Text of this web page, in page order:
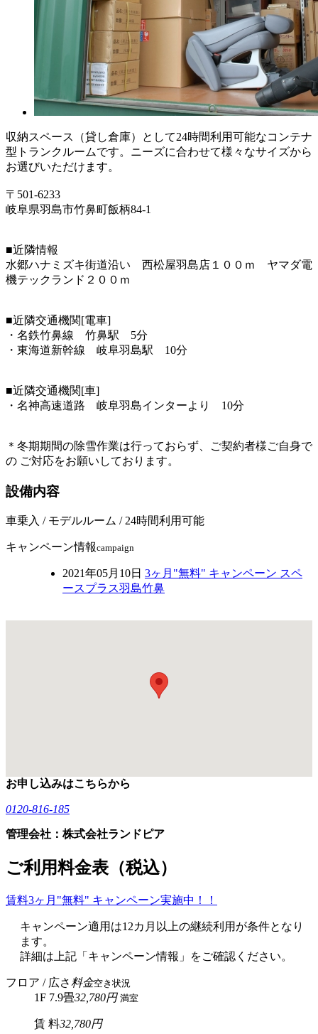
収納スペース（貸し倉庫）として24時間利用可能なコンテナ
型トランクルームです。ニーズに合わせて様々なサイズから
お選びいただけます。
〒501-6233
岐阜県羽島市竹鼻町飯柄84-1
■近隣情報
水郷ハナミズキ街道沿い 西松屋羽島店１００ｍ ヤマダ電
機テックランド２００ｍ
■近隣交通機関[電車]
・名鉄竹鼻線 竹鼻駅 5分
・東海道新幹線 岐阜羽島駅 10分
■近隣交通機関[車]
・名神高速道路 岐阜羽島インターより 10分
＊冬期期間の除雪作業は行っておらず、ご契約者様ご自身で
の ご対応をお願いしております。
設備内容
車乗入 / モデルルーム / 24時間利用可能
キャンペーン情報campaign
2021年05月10日 3ヶ月"無料" キャンペーン スペ
ースプラス羽島竹鼻
お申し込みはこちらから
0120-816-185
管理会社：株式会社ランドピア
ご利用料金表（税込）
賃料3ヶ月"無料" キャンペーン実施中！！
キャンペーン適用は12カ月以上の継続利用が条件となり
ます。
詳細は上記「キャンペーン情報」をご確認ください。
フロア / 広さ料金空き状況
1F 7.9畳32,780円 満室
賃 料32,780円